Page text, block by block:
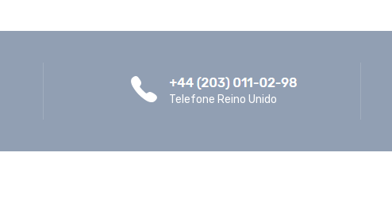
Telefone Reino Unido